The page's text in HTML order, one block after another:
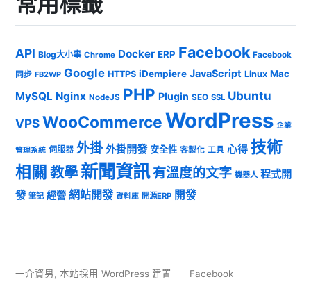
API Blog大小事 Chrome Docker ERP Facebook Facebook
同步 FB2WP Google HTTPS iDempiere JavaScript Linux Mac
MySQL Nginx NodeJS PHP Plugin SEO SSL Ubuntu
VPSWooCommerceWordPress 企業
管理系統 伺服器 外掛 外掛開發 安全性 客製化 工具 心得 技術
相關 教學 新聞資訊有溫度的文字 機器人 程式開
發 筆記 經營 網站開發 資料庫 開源ERP 開發
一介資男, 本站採用 WordPress 建置 Facebook